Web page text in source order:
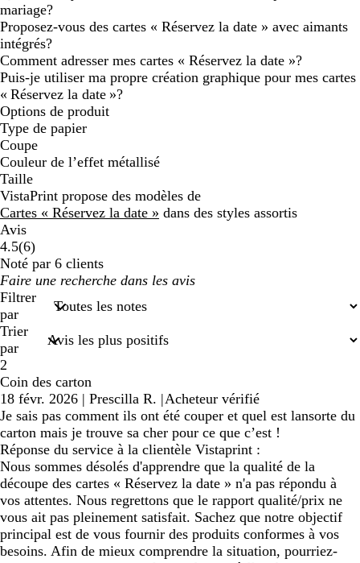
mariage?
Proposez-vous des cartes « Réservez la date » avec aimants
intégrés?
Comment adresser mes cartes « Réservez la date »?
Puis-je utiliser ma propre création graphique pour mes cartes
« Réservez la date »?
Options de produit
Type de papier
Coupe
Couleur de l’effet métallisé
Taille
VistaPrint propose des modèles de
Cartes « Réservez la date » dans des styles assortis
Avis
4.5(66
avis
)
Noté par 6 clients
Mes
saisies
de
recherche
Filtrer
par
Trier
par
2
Coin des carton
18 févr. 2026 | Prescilla R. |Acheteur vérifié
Je sais pas comment ils ont été couper et quel est lansorte du
carton mais je trouve sa cher pour ce que c’est !
Réponse du service à la clientèle Vistaprint :
Nous sommes désolés d'apprendre que la qualité de la
découpe des cartes « Réservez la date » n'a pas répondu à
vos attentes. Nous regrettons que le rapport qualité/prix ne
vous ait pas pleinement satisfait. Sachez que notre objectif
principal est de vous fournir des produits conformes à vos
besoins. Afin de mieux comprendre la situation, pourriez-